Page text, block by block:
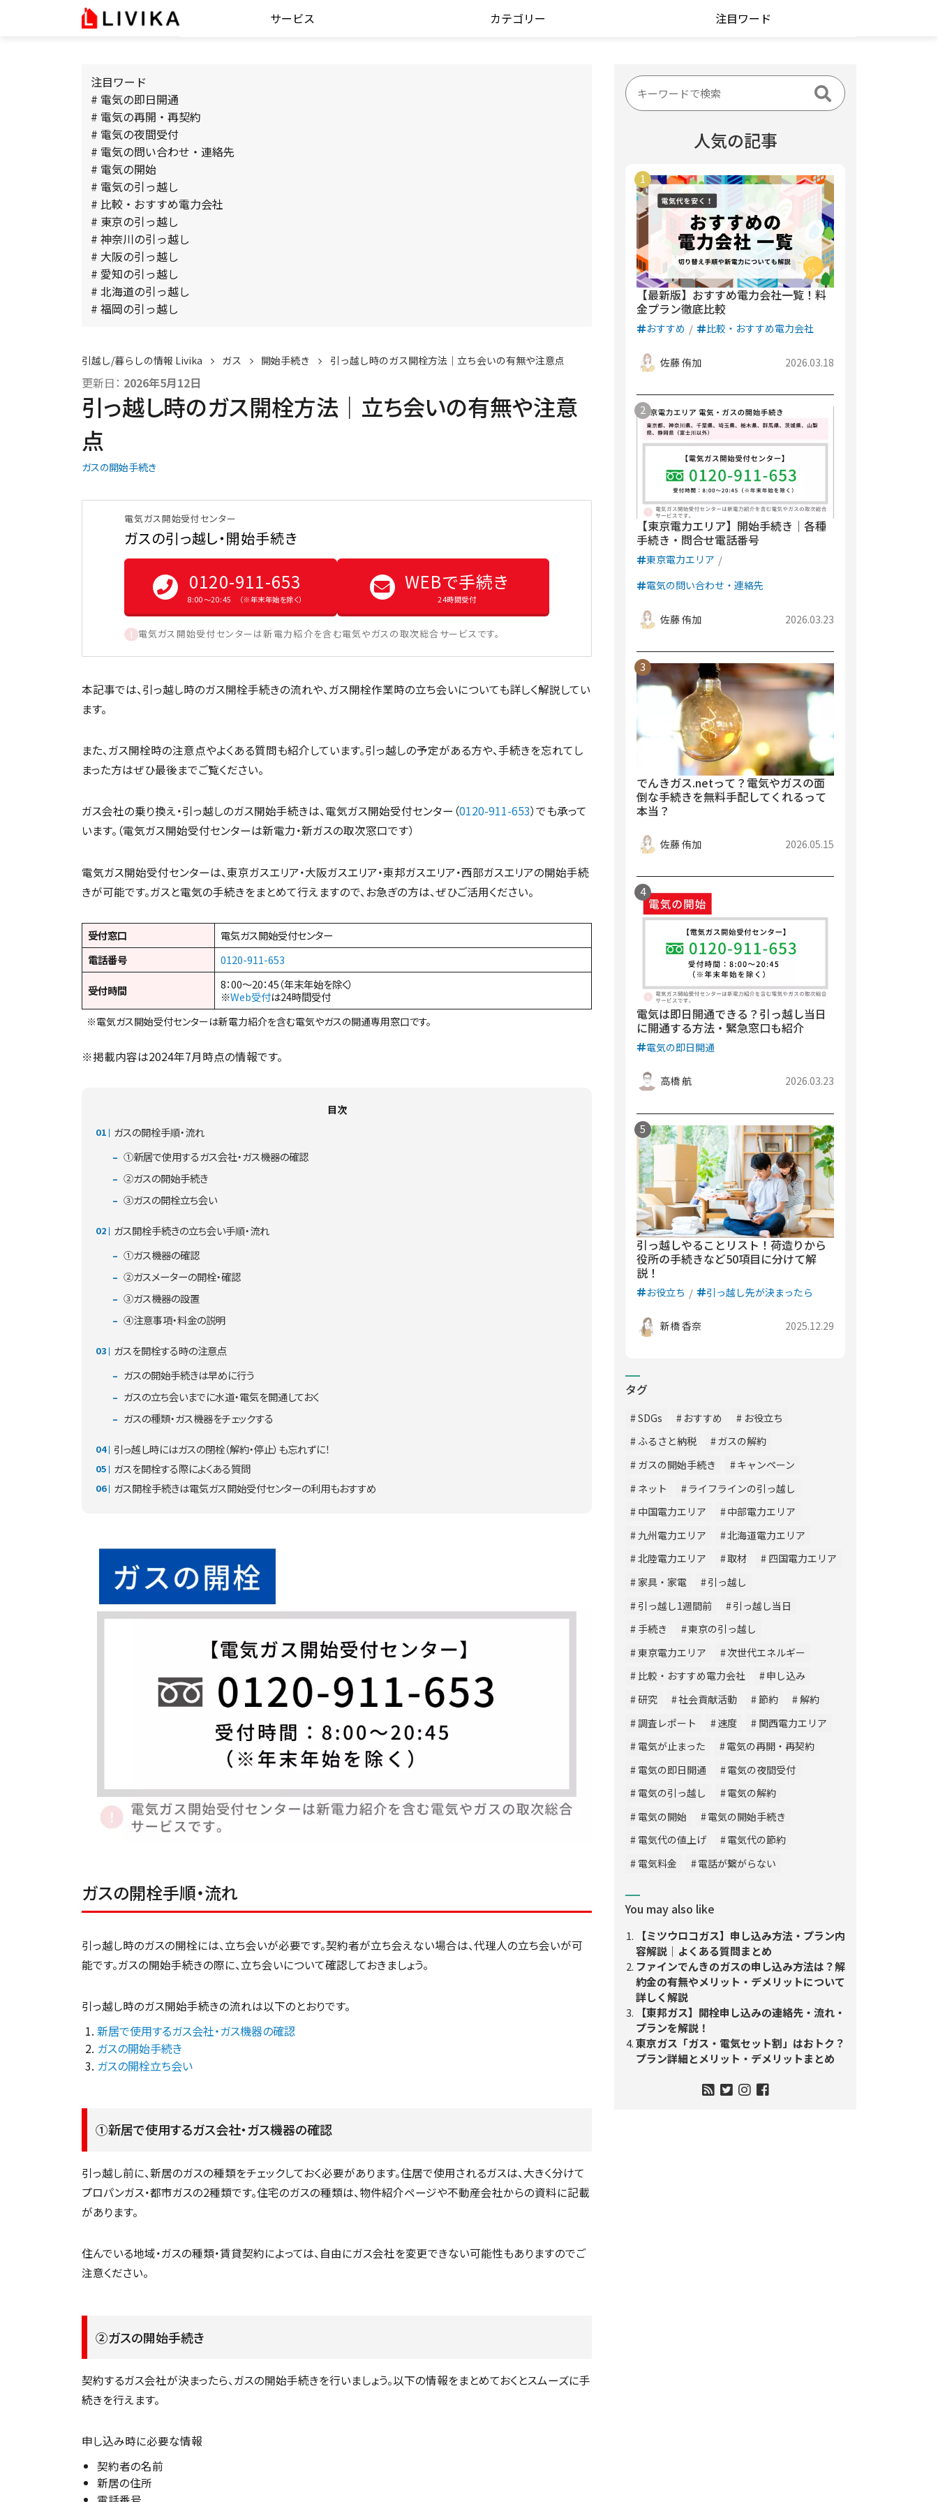
サービス カテゴリー 注目ワード
注目ワード
# 電気の即日開通
# 電気の再開・再契約
# 電気の夜間受付
# 電気の問い合わせ・連絡先
# 電気の開始
# 電気の引っ越し
# 比較・おすすめ電力会社
# 東京の引っ越し
# 神奈川の引っ越し
# 大阪の引っ越し
# 愛知の引っ越し
# 北海道の引っ越し
# 福岡の引っ越し
引越し/暮らしの情報 Livika ガス 開始手続き 引っ越し時のガス開栓方法｜立ち会いの有無や注意点
更新日： 2026年5月12日
引っ越し時のガス開栓方法｜立ち会いの有無や注意
点
ガスの開始手続き
電気ガス開始受付センター
ガスの引っ越し・開始手続き
0120-911-653
8:00〜20:45 （※年末年始を除く）
WEBで手続き
24時間受付
電気ガス開始受付センターは新電力紹介を含む電気やガスの取次総合サービスです。
本記事では、引っ越し時のガス開栓手続きの流れや、ガス開栓作業時の立ち会いについても詳しく解説してい
ます。
また、ガス開栓時の注意点やよくある質問も紹介しています。引っ越しの予定がある方や、手続きを忘れてし
まった方はぜひ最後までご覧ください。
ガス会社の乗り換え・引っ越しのガス開始手続きは、電気ガス開始受付センター（0120-911-653）でも承って
います。（電気ガス開始受付センターは新電力・新ガスの取次窓口です）
電気ガス開始受付センターは、東京ガスエリア・大阪ガスエリア・東邦ガスエリア・西部ガスエリアの開始手続
きが可能です。ガスと電気の手続きをまとめて行えますので、お急ぎの方は、ぜひご活用ください。
受付窓口
電気ガス開始受付センター
電話番号
0120-911-653
受付時間
8：00～20：45（年末年始を除く）
※Web受付は24時間受付
※電気ガス開始受付センターは新電力紹介を含む電気やガスの開通専用窓口です。
※掲載内容は2024年7月時点の情報です。
目次
ガスの開栓手順・流れ
①新居で使用するガス会社・ガス機器の確認
②ガスの開始手続き
③ガスの開栓立ち会い
ガス開栓手続きの立ち会い手順・流れ
①ガス機器の確認
②ガスメーターの開栓・確認
③ガス機器の設置
④注意事項・料金の説明
ガスを開栓する時の注意点
ガスの開始手続きは早めに行う
ガスの立ち会いまでに水道・電気を開通しておく
ガスの種類・ガス機器をチェックする
引っ越し時にはガスの閉栓（解約・停止）も忘れずに！
ガスを開栓する際によくある質問
ガス開栓手続きは電気ガス開始受付センターの利用もおすすめ
ガスの開栓手順・流れ
引っ越し時のガスの開栓には、立ち会いが必要です。契約者が立ち会えない場合は、代理人の立ち会いが可
能です。ガスの開始手続きの際に、立ち会いについて確認しておきましょう。
引っ越し時のガス開始手続きの流れは以下のとおりです。
新居で使用するガス会社・ガス機器の確認
ガスの開始手続き
ガスの開栓立ち会い
①新居で使用するガス会社・ガス機器の確認
引っ越し前に、新居のガスの種類をチェックしておく必要があります。住居で使用されるガスは、大きく分けて
プロパンガス・都市ガスの2種類です。住宅のガスの種類は、物件紹介ページや不動産会社からの資料に記載
があります。
住んでいる地域・ガスの種類・賃貸契約によっては、自由にガス会社を変更できない可能性もありますのでご
注意ください。
②ガスの開始手続き
契約するガス会社が決まったら、ガスの開始手続きを行いましょう。以下の情報をまとめておくとスムーズに手
続きを行えます。
申し込み時に必要な情報
契約者の名前
新居の住所
人気の記事
【最新版】おすすめ電力会社一覧！料
金プラン徹底比較
おすすめ 比較・おすすめ電力会社
佐藤 侑加 2026.03.18
【東京電力エリア】開始手続き｜各種
手続き・問合せ電話番号
東京電力エリア
電気の問い合わせ・連絡先
佐藤 侑加 2026.03.23
でんきガス.netって？電気やガスの面
倒な手続きを無料手配してくれるって
本当？
佐藤 侑加 2026.05.15
電気は即日開通できる？引っ越し当日
に開通する方法・緊急窓口も紹介
電気の即日開通
高橋 航 2026.03.23
引っ越しやることリスト！荷造りから
役所の手続きなど50項目に分けて解
説！
お役立ち 引っ越し先が決まったら
新橋 香奈 2025.12.29
タグ
SDGs おすすめ
お役立ち
ふるさと納税
ガスの解約
ガスの開始手続き
キャンペーン
ネット
ライフラインの引っ越し
中国電力エリア
中部電力エリア
九州電力エリア
北海道電力エリア
北陸電力エリア
取材
四国電力エリア
家具・家電
引っ越し
引っ越し1週間前
引っ越し当日
手続き
東京の引っ越し
東京電力エリア
次世代エネルギー
比較・おすすめ電力会社
申し込み
研究
社会貢献活動 節約
解約
調査レポート
速度
関西電力エリア
電気が止まった
電気の再開・再契約
電気の即日開通
電気の夜間受付
電気の引っ越し
電気の解約
電気の開始
電気の開始手続き
電気代の値上げ
電気代の節約
電気料金
電話が繋がらない
You may also like
【ミツウロコガス】申し込み方法・プラン内
容解説｜よくある質問まとめ
ファインでんきのガスの申し込み方法は？解
約金の有無やメリット・デメリットについて
詳しく解説
【東邦ガス】開栓申し込みの連絡先・流れ・
プランを解説！
東京ガス「ガス・電気セット割」はおトク？
プラン詳細とメリット・デメリットまとめ